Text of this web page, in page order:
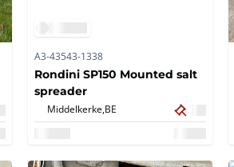
A3-43543-1338
Rondini SP150 Mounted salt
spreader
Middelkerke, BE